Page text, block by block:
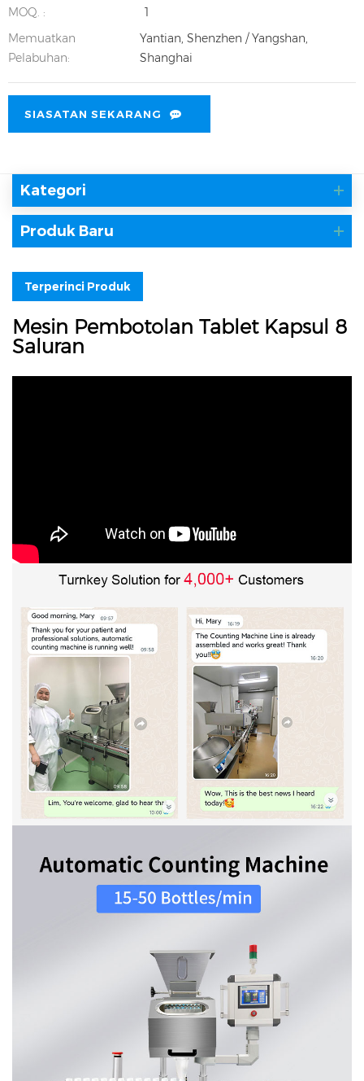
MOQ. :
1
Memuatkan
Pelabuhan:
Yantian, Shenzhen / Yangshan,
Shanghai
SIASATAN SEKARANG
Kategori
Produk Baru
Terperinci Produk
Mesin Pembotolan Tablet Kapsul 8
Saluran